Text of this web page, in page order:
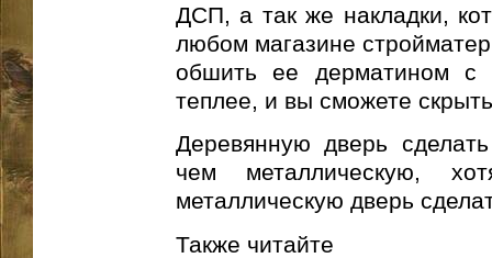
ДСП, а так же накладки,
любом магазине
обшить ее дерматином с
теплее, и вы сможете
Деревянную дверь
чем металлическую,
металлическую дверь
Также читайте